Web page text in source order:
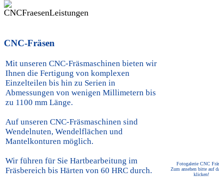
CNC-Fräsen
Mit unseren CNC-Fräsmaschinen bieten wir
Ihnen die Fertigung von komplexen
Einzelteilen bis hin zu Serien in
Abmessungen von wenigen Millimetern bis
zu 1100 mm Länge.
Auf unseren CNC-Fräsmaschinen sind
Wendelnuten, Wendelflächen und
Mantelkonturen möglich.
Wir führen für Sie Hartbearbeitung im
Fräsbereich bis Härten von 60 HRC durch.
Fotogalerie CNC
Zum ansehen bitte auf
klicken!